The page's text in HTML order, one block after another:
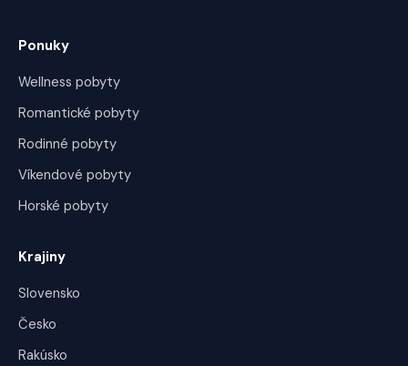
Ponuky
Wellness pobyty
Romantické pobyty
Rodinné pobyty
Víkendové pobyty
Horské pobyty
Krajiny
Slovensko
Česko
Rakúsko